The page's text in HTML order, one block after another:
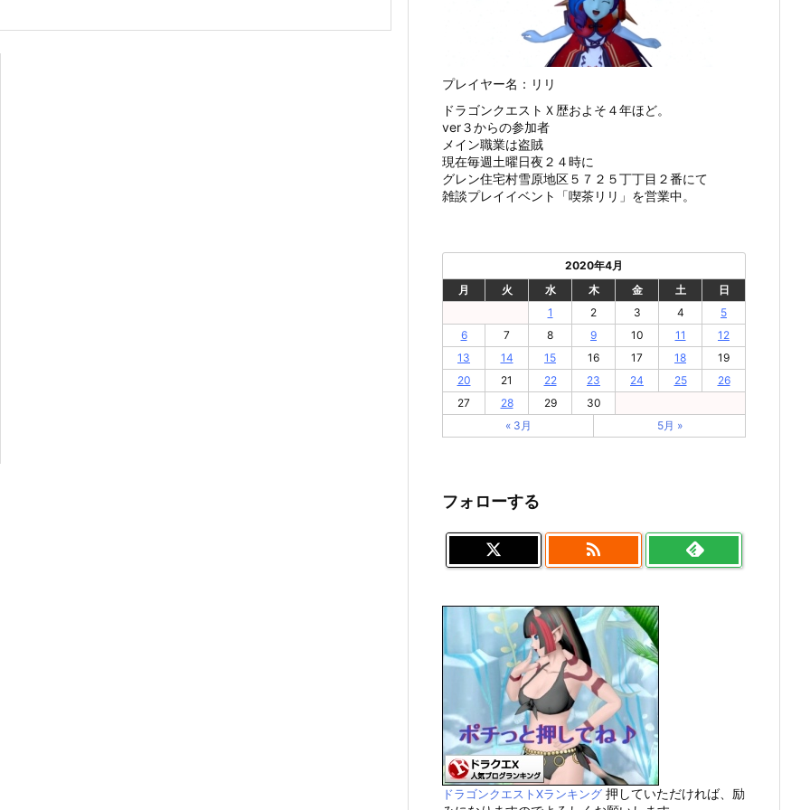
プレイヤー名：リリ
ドラゴンクエストＸ歴およそ４年ほど。
ver３からの参加者
メイン職業は盗賊
現在毎週土曜日夜２４時に
グレン住宅村雪原地区５７２５丁丁目２番にて
雑談プレイイベント「喫茶リリ」を営業中。
2020年4月
月
火 水 木 金 土
日
1
2 3 4
5
6
7 8 9 10 11
12
13
14 15 16 17 18
19
20
21 22 23 24 25
26
27
28 29
30
« 3月
5月 »
フォローする

ドラゴンクエストXランキング 押していただければ、励